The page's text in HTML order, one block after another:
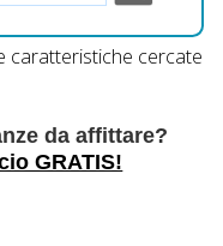
caratteristiche cercate
da affittare?
GRATIS!